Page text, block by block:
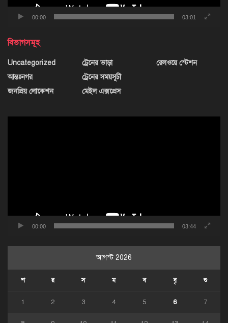
00:00 03:01
বিভাগসমূহ
Uncategorized
আন্তঃনগর
জনপ্রিয় লোকেশন
ট্রেনের ভাড়া
ট্রেনের সময়সূচী
মেইল এক্সপ্রেস
রেলওয়ে স্টেশন
00:00 03:44
আগস্ট 2026
শ র স ম ব বৃ শু
1 2 3 4 5 6 7